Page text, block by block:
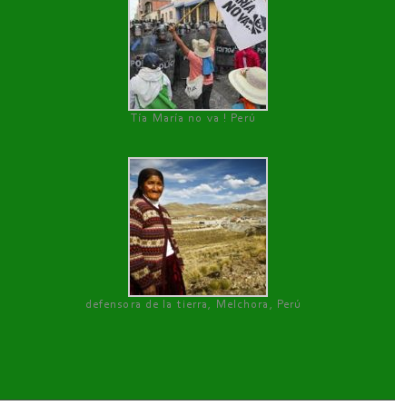
Tía María no va ! Perú
defensora de la tierra, Melchora, Perú